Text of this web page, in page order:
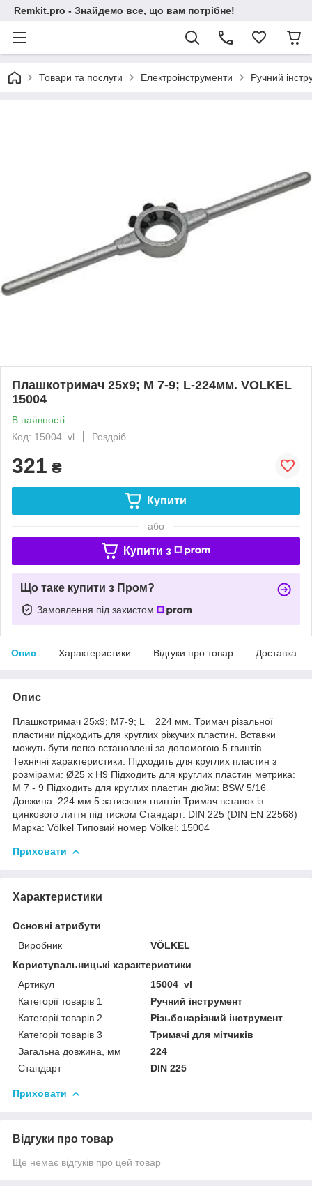
Remkit.pro - Знайдемо все, що вам потрібне!
Товари та послуги Електроінструменти Ручний
Плашкотримач 25х9; М 7-9; L-224мм. VOLKEL
15004
В наявності
Код: 15004_vl
Роздріб
321 ₴
Купити
або
Купити з
Що таке купити з Пром?
Замовлення під захистом
Опис Характеристики Відгуки про товар Доставка
Опис
Плашкотримач 25х9; М7-9; L = 224 мм. Тримач різальної
пластини підходить для круглих ріжучих пластин. Вставки
можуть бути легко встановлені за допомогою 5 гвинтів.
Технічні характеристики: Підходить для круглих пластин з
розмірами: Ø25 x H9 Підходить для круглих пластин метрика:
M 7 - 9 Підходить для круглих пластин дюйм: BSW 5/16
Довжина: 224 мм 5 затискних гвинтів Тримач вставок із
цинкового лиття під тиском Стандарт: DIN 225 (DIN EN 22568)
Марка: Völkel Типовий номер Völkel: 15004
Приховати
Характеристики
Основні атрибути
Виробник
VÖLKEL
Користувальницькі характеристики
Артикул
15004_vl
Категорії товарів 1
Ручний інструмент
Категорії товарів 2
Різьбонарізний інструмент
Категорії товарів 3
Тримачі для мітчиків
Загальна довжина, мм
224
Стандарт
DIN 225
Приховати
Відгуки про товар
Ще немає відгуків про цей товар